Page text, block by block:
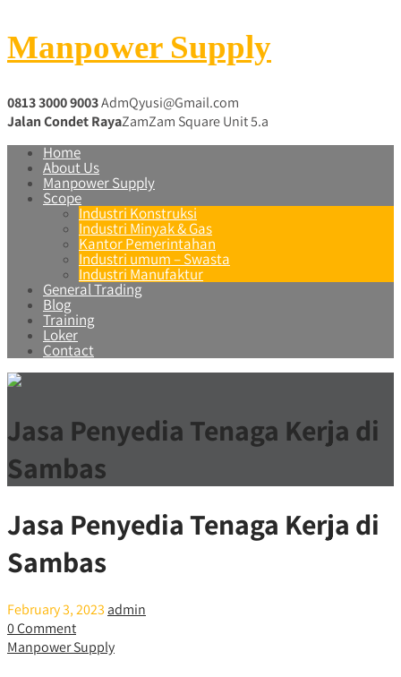
Manpower Supply
0813 3000 9003AdmQyusi@Gmail.com
Jalan Condet RayaZamZam Square Unit 5.a
Home
About Us
Manpower Supply
Scope
Industri Konstruksi
Industri Minyak & Gas
Kantor Pemerintahan
Industri umum – Swasta
Industri Manufaktur
General Trading
Blog
Training
Loker
Contact
Jasa Penyedia Tenaga Kerja di
Sambas
Jasa Penyedia Tenaga Kerja di
Sambas
February 3, 2023 admin
0 Comment
Manpower Supply